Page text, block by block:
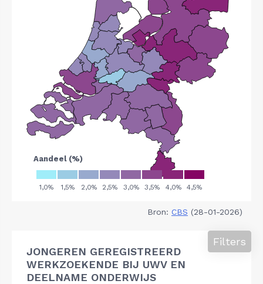
Bron: CBS (28-01-2026)
JONGEREN GEREGISTREERD
WERKZOEKENDE BIJ UWV EN
DEELNAME ONDERWIJS
Filters